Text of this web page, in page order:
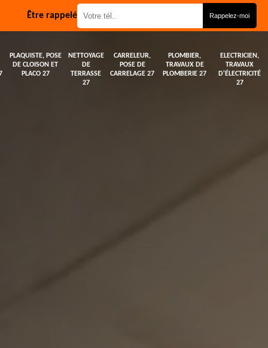
Être rappelé
PLAQUISTE, POSE
DE CLOISON ET
PLACO 27
NETTOYAGE
DE
TERRASSE
27
CARRELEUR,
POSE DE
CARRELAGE 27
PLOMBIER,
TRAVAUX DE
PLOMBERIE 27
ELECTRICIEN,
TRAVAUX
D'ÉLECTRICITÉ
27